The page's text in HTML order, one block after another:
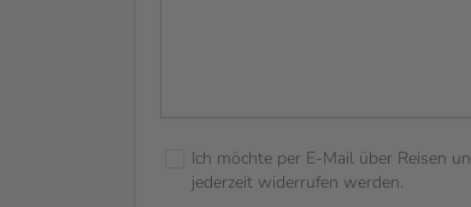
Ich möchte per E-Mail über Reisen
jederzeit widerrufen werden.